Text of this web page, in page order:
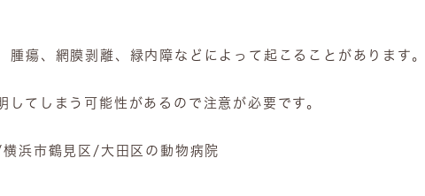
腫瘍、網膜剥離、緑内障などによって起こることがあります。
してしまう可能性があるので注意が必要です。
浜市鶴見区/大田区の動物病院